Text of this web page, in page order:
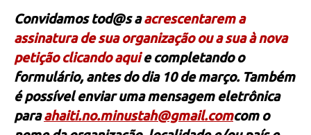
Convidamos tod@s aacrescentarem a
assinatura de sua organização ou a sua à nova
petiçãoclicando aquie completando o
formulário, antes do dia 10 de março. Também
é possível enviar uma mensagem eletrônica
paraahaiti.no.minustah@gmail.comcom o